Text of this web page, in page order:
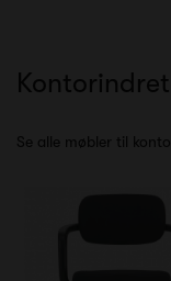
Se alle møbler til